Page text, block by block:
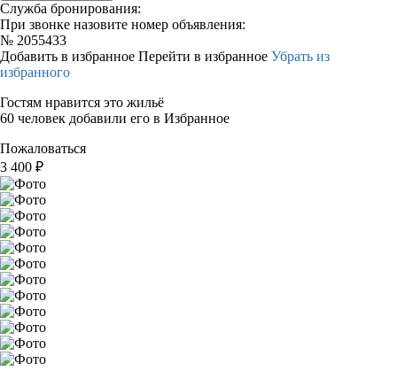
Служба бронирования:
При звонке назовите номер объявления:
№ 2055433
Добавить в избранное Перейти в избранное Убрать из
избранного
Гостям нравится это жильё
60 человек добавили его в Избранное
Пожаловаться
3 400 ₽